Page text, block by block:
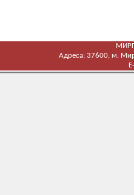
Адреса: 37600, м.